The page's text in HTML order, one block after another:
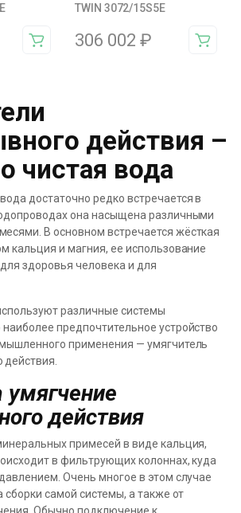
TWIN 3072/15S5E
306 002 ₽
действия –
чистая вода
достаточно редко встречается в
она насыщена различными
В основном встречается жёсткая
кальция и магния, ее использование
здоровья человека и для
различные системы
предпочтительное устройство
применения — умягчитель
умягчение
действия
примесей в виде кальция,
в фильтрующих колоннах, куда
Очень многое в этом случае
сборки самой системы, а также от